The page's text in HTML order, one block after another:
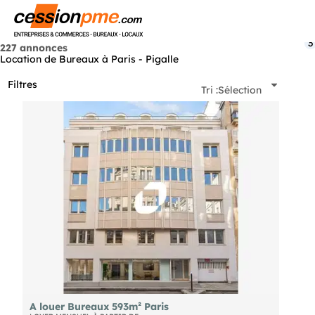
227 annonces
Location de Bureaux à Paris - Pigalle
Filtres
3
Tri :Sélection
A louer Bureaux 593m² Paris